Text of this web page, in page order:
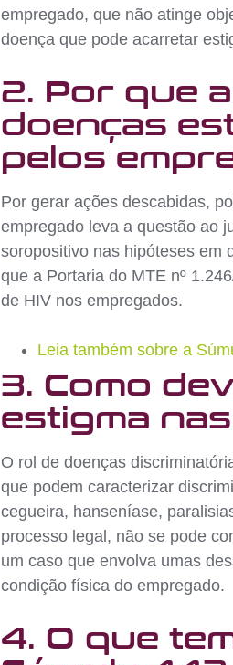
empregado, que não atinge
doença que pode acarretar
2. Por que
doenças
pelos
Por gerar ações descabidas,
empregado leva a questão ao
soropositivo nas hipóteses em
que a Portaria do MTE nº
de HIV nos empregados.
Leia também sobre a
3. Como
estigma
O rol de doenças
que podem caracterizar
cegueira, hanseníase,
processo legal, não se pode
um caso que envolva umas
condição física do empregado.
4. O que